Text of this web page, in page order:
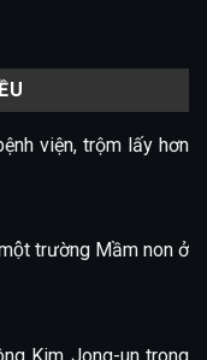
viện, trộm lấy hơn
trường Mầm non ở